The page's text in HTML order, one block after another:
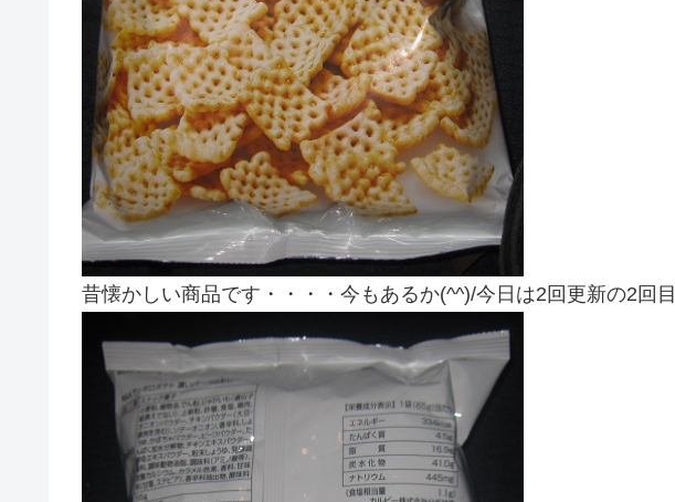
昔懐かしい商品です・・・・今もあるか(^^)/今日は2回更新の2回目